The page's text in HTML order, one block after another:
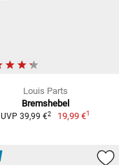
Louis Parts
Bremshebel
UVP 39,99 €2 19,99 €1